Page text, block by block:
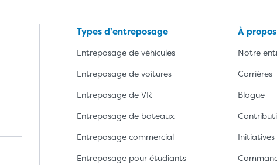
Types d'entreposage
Entreposage de véhicules
Entreposage de voitures
Entreposage de VR
Entreposage de bateaux
Entreposage commercial
Entreposage pour étudiants
À
Notre
Carrières
Blogue